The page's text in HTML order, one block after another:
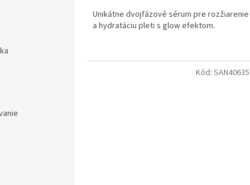
Unikátne dvojfázové sérum pre rozžiarenie
a hydratáciu pleti s glow efektom.
Kód: SAN40635